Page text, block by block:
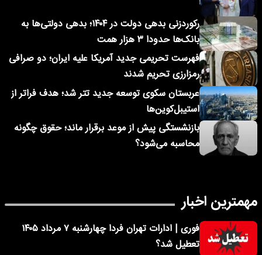
رکوردزنی بدهی دولت در ۱۴۰۴؛ بدهی دولتی‌ها به
بانک‌ها حدودا ۳ هزار همت
فهرست تحریمی جدید آمریکا علیه ایران؛ دو صرافی
رمزارزی تحریم شدند
عربستان سکوی توسعه جدید تتر شد؛ هدف فراتر از
استیبل‌کوین‌ها
بازنشستگی پیش از موعد برقرار ماند؛ حقوق چگونه
محاسبه می‌شود؟
مهمترین اخبار
فوری | ادارات تهران فردا چهارشنبه ۷ مرداد ۱۴۰۵
تعطیل شد؟